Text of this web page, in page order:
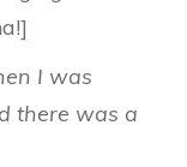
I was
there was a